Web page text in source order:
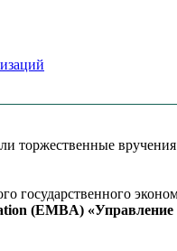
торжественные
государственного
(EMBA) «Управление